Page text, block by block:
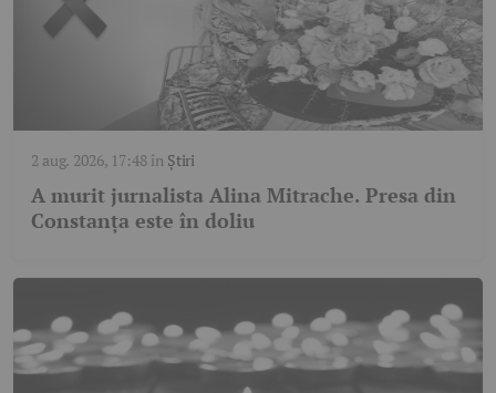
2 aug. 2026, 17:48în Știri
A murit jurnalista Alina Mitrache. Presa din
Constanța este în doliu